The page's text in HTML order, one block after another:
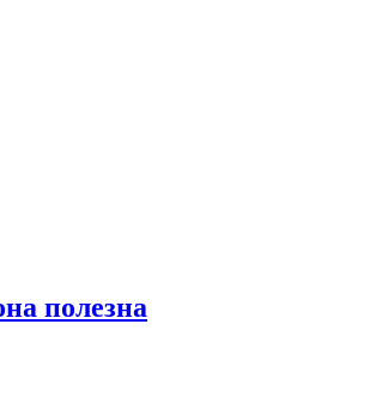
полезна